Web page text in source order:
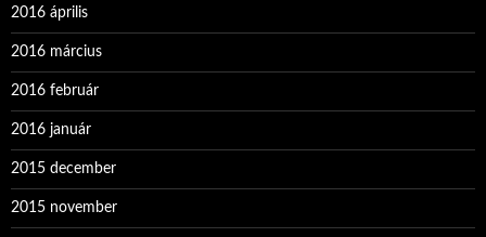
2016 április
2016 március
2016 február
2016 január
2015 december
2015 november